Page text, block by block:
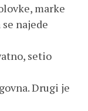
marke
najede
setio
Drugi je